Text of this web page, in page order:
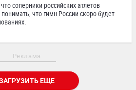
соперники российских атлетов
что гимн России скоро будет
Реклама
ЕЩЕ